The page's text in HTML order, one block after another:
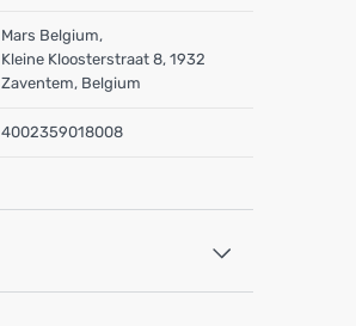
Mars Belgium,
Kleine Kloosterstraat 8, 1932
Zaventem, Belgium
4002359018008